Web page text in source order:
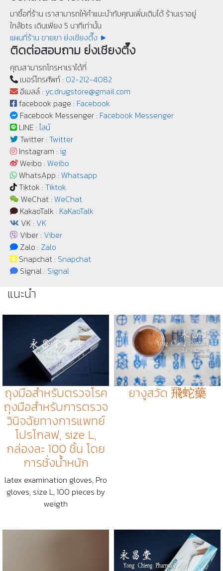
มาซื้อที่ร้าน เราสามารถให้คำแนะนำกับคุณเพิ่มเติมได้ ร้านเราอยู่
ใกล้bts เดินเพียง 5 นาทีเท่านั้น
แผนที่ร้าน ขายยา ย่งเชียงตึ๊ง ►
ติดต่อสอบถาม ย่งเชียงตึ๊ง
คุณสามารถโทรหาเราได้ที่
เบอร์โทรศัพท์ : 02-212-4082
อีเมลล์ : yc.drugstore@gmail.com
facebook page : Facebook
Facebook Messenger : Facebook Messenger
LINE :ไลน์
Twitter : Twitter
Instagram : ig
Weibo : Weibo
WhatsApp : Whatsapp
Tiktok : Tiktok
WeChat : WeChat
KakaoTalk : KaKaoTalk
VK : VK
Viber : Viber
Zalo : Zalo
Snapchat : Snapchat
Signal : Signal
แนะนำ
ถุงมือสำหรับตรวจโรค
ถุงมือสำหรับการตรวจ
วินิจฉัยทางการแพทย์
โปรโกลฟ, size L,
กล่องละ 100 ชิ้น โดย
การชั่งน้ำหนัก
latex examination gloves, Pro
gloves, size L, 100 pieces by
weigth
ยางูสวัด 飛蛇藥